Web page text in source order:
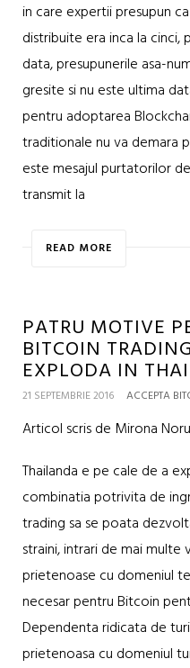
in care expertii presupun
distribuite era inca la cinci,
data, presupunerile asa-
gresite si nu este ultima
pentru adoptarea
traditionale nu va demara
este mesajul purtatorilor
transmit la
READ MORE
PATRU MOTIVE
BITCOIN
EXPLODA IN
21 SEPTEMBRIE 2016 ACCEPTA
Articol scris de Mirona Noru
Thailanda e pe cale de a
combinatia potrivita de
trading sa se poata
straini, intrari de mai multe
prietenoase cu domeniul
necesar pentru Bitcoin
Dependenta ridicata de
prietenoasa cu domeniul